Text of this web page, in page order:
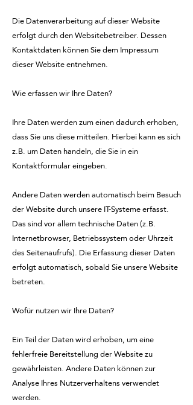
Die Datenverarbeitung auf dieser Website
erfolgt durch den Websitebetreiber. Dessen
Kontaktdaten können Sie dem Impressum
dieser Website entnehmen.
Wie erfassen wir Ihre Daten?
Ihre Daten werden zum einen dadurch erhoben,
dass Sie uns diese mitteilen. Hierbei kann es sich
z.B. um Daten handeln, die Sie in ein
Kontaktformular eingeben.
Andere Daten werden automatisch beim Besuch
der Website durch unsere IT-Systeme erfasst.
Das sind vor allem technische Daten (z.B.
Internetbrowser, Betriebssystem oder Uhrzeit
des Seitenaufrufs). Die Erfassung dieser Daten
erfolgt automatisch, sobald Sie unsere Website
betreten.
Wofür nutzen wir Ihre Daten?
Ein Teil der Daten wird erhoben, um eine
fehlerfreie Bereitstellung der Website zu
gewährleisten. Andere Daten können zur
Analyse Ihres Nutzerverhaltens verwendet
werden.